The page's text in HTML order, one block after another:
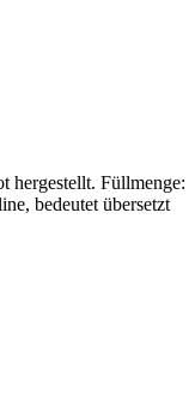
hergestellt. Füllmenge:
bedeutet übersetzt